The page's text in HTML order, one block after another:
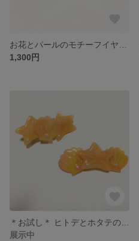
1,300円
展示中